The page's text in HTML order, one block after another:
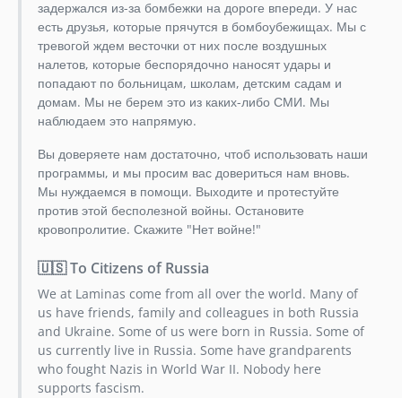
задержался из-за бомбежки на дороге впереди. У нас
есть друзья, которые прячутся в бомбоубежищах. Мы с
тревогой ждем весточки от них после воздушных
налетов, которые беспорядочно наносят удары и
попадают по больницам, школам, детским садам и
домам. Мы не берем это из каких-либо СМИ. Мы
наблюдаем это напрямую.
Вы доверяете нам достаточно, чтоб использовать наши
программы, и мы просим вас довериться нам вновь.
Мы нуждаемся в помощи. Выходите и протестуйте
против этой бесполезной войны. Остановите
кровопролитие. Скажите "Нет войне!"
🇺🇸 To Citizens of Russia
We at Laminas come from all over the world. Many of
us have friends, family and colleagues in both Russia
and Ukraine. Some of us were born in Russia. Some of
us currently live in Russia. Some have grandparents
who fought Nazis in World War II. Nobody here
supports fascism.